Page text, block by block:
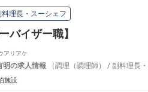
料理長・スーシェフ
バイザー職】
アリアケ
明の求人情報 （調理（調理師） / 副料理長
施設